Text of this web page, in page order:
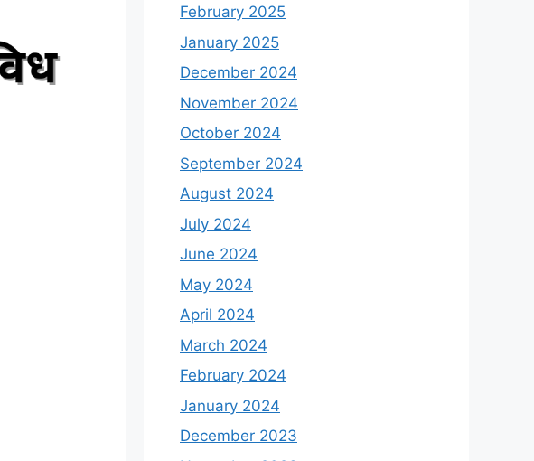
February 2025
January 2025
December 2024
November 2024
October 2024
September 2024
August 2024
July 2024
June 2024
May 2024
April 2024
March 2024
February 2024
January 2024
December 2023